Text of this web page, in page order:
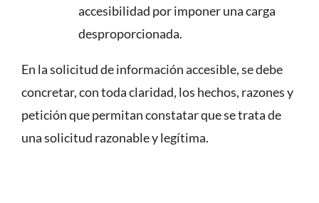
accesibilidad por imponer una carga
desproporcionada.
En la solicitud de información accesible, se debe
concretar, con toda claridad, los hechos, razones y
petición que permitan constatar que se trata de
una solicitud razonable y legítima.